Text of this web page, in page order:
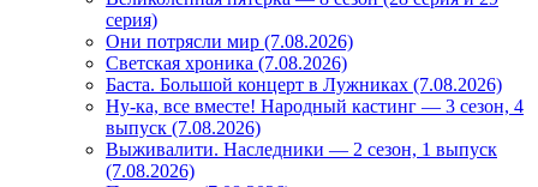
серия)
Они потрясли мир (7.08.2026)
Светская хроника (7.08.2026)
Баста. Большой концерт в Лужниках (7.08.2026)
Ну-ка, все вместе! Народный кастинг — 3 сезон, 4
выпуск (7.08.2026)
Выживалити. Наследники — 2 сезон, 1 выпуск
(7.08.2026)